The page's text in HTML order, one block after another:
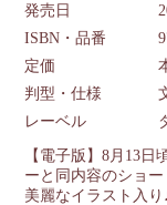
発売日
ISBN・品番
定価
判型・仕様
レーベル
【電子版】8月13
ーと同内容のショ
美麗なイラスト入り